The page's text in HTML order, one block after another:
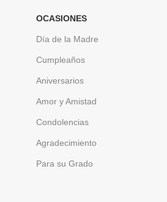
OCASIONES
Día de la Madre
Cumpleaños
Aniversarios
Amor y Amistad
Condolencias
Agradecimiento
Para su Grado